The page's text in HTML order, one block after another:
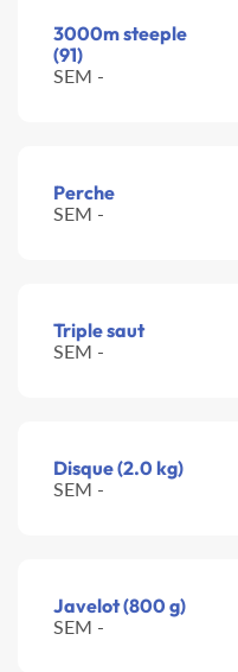
3000m steeple
(91)
SEM -
Perche
SEM -
Triple saut
SEM -
Disque (2.0 kg)
SEM -
Javelot (800 g)
SEM -